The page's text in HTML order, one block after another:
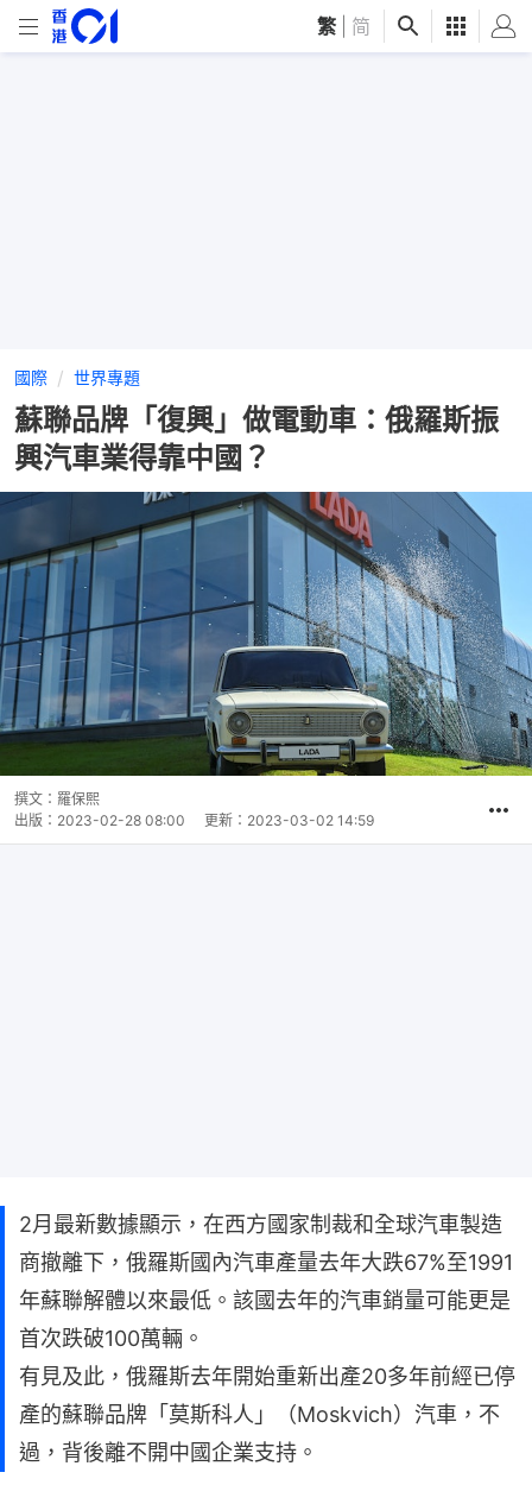
繁 简
國際 世界專題
蘇聯品牌「復興」做電動車：俄羅斯振
興汽車業得靠中國？
撰文： 羅保熙
出版： 2023-02-28 08:00 更新： 2023-03-02 14:59
2月最新數據顯示，在西方國家制裁和全球汽車製造
商撤離下，俄羅斯國內汽車產量去年大跌67%至1991
年蘇聯解體以來最低。該國去年的汽車銷量可能更是
首次跌破100萬輛。
有見及此，俄羅斯去年開始重新出產20多年前經已停
產的蘇聯品牌「莫斯科人」（Moskvich）汽車，不
過，背後離不開中國企業支持。